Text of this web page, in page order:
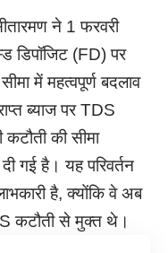
ने 1 फरवरी
डिपॉजिट (FD) पर
में महत्वपूर्ण बदलाव
ब्याज पर TDS
की सीमा
गई है। यह परिवर्तन
है, क्योंकि वे अब
कटौती से मुक्त थे।